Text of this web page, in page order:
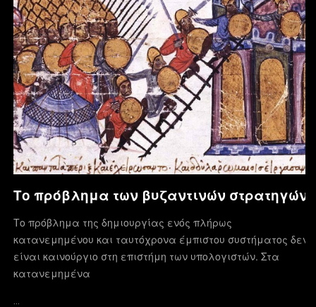
Το πρόβλημα των βυζαντινών στρατηγών
Το πρόβλημα της δημιουργίας ενός πλήρως
κατανεμημένου και ταυτόχρονα έμπιστου συστήματος δεν
είναι καινούργιο στη επιστήμη των υπολογιστών. Στα
κατανεμημένα